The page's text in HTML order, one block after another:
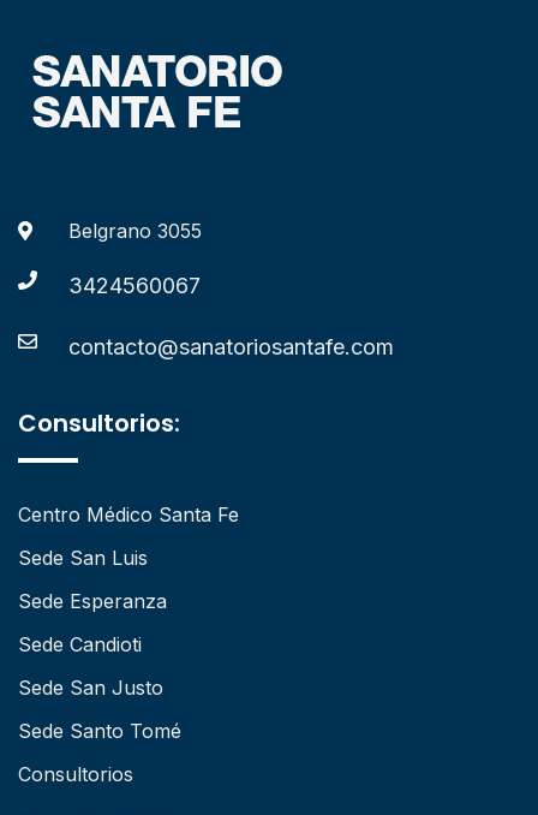
Belgrano 3055
3424560067
contacto@sanatoriosantafe.com
Consultorios:
Centro Médico Santa Fe
Sede San Luis
Sede Esperanza
Sede Candioti
Sede San Justo
Sede Santo Tomé
Consultorios